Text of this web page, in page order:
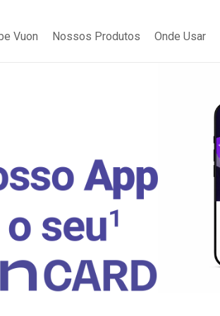
Vuon Nossos Produtos Onde Usar